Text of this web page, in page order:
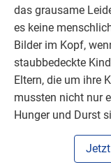
das grausame
es keine
Bilder im Kopf,
staubbedeckte
Eltern, die um ihre
mussten nicht nur
Hunger und Durst
Jetzt